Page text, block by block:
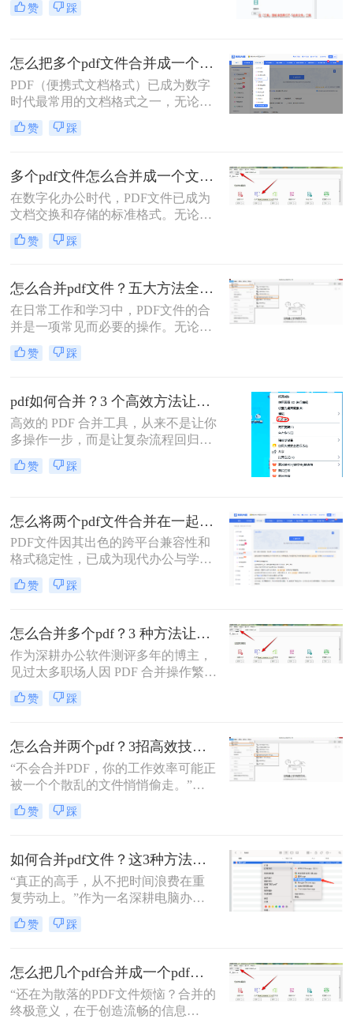
源的报告或发票——整合为一个单一
然而，面对这一看似简单的任务，许
多用户却不知从何下手，或者使用的
工具不够高效、安全。
赞 踩
怎么把多个pdf文件合并成一个？全面指南与详细方法解析！
PDF（便携式文档格式）已成为数字
时代最常用的文档格式之一，无论是
学术论文、商务报告、电子书还是官
方文件，PDF都能保持原始格式在不
作和学习中，我们常常需要将多个
PDF文件合并成一个，以方便管理、
分享或打印。那么怎么把多个pdf文件
合并成一个呢？本文将全面解析多种
PDF合并方法，帮助您根据具体需求
选择最合适的解决方案。
赞 踩
多个pdf文件怎么合并成一个文件？从新手到高手的完整指南！
在数字化办公时代，PDF文件已成为
文档交换和存储的标准格式。无论是
学术研究、工作报告还是法律文件，
我们经常需要将多个PDF文件整合为
对这一需求时常常感到困惑。那么多
个pdf文件怎么合并成一个文件呢？本
文将详细介绍七种常用且高效的PDF
合并方法，涵盖不同平台、使用场景
和技术水平，助您轻松应对各种PDF
处理需求。
赞 踩
怎么合并pdf文件？五大方法全解析！
在日常工作和学习中，PDF文件的合
并是一项常见而必要的操作。无论是
整理报告、合并多个章节的电子书，
还是将扫描件整合为一份完整文档，
而，面对市场上琳琅满目的工具和方
法，许多用户往往感到困惑：哪种方
法最快捷？哪种最安全？怎么合并pdf
文件=
赞 踩
pdf如何合并？3 个高效方法让办公效率翻倍！
高效的 PDF 合并工具，从来不是让你
多操作一步，而是让复杂流程回归简
单本质。职场中，谁没遇到过需要将
多个 PDF 文件合并的场景？项目报告
整合为完整文档。
赞 踩
怎么将两个pdf文件合并在一起？五大方法全面解析！
PDF文件因其出色的跨平台兼容性和
格式稳定性，已成为现代办公与学术
交流中不可或缺的文件格式。然而，
当我们面对需要整合多个PDF文档的
任务就成为了一个常见挑战。
赞 踩
怎么合并多个pdf？3 种方法让效率翻倍”！
作为深耕办公软件测评多年的博主，
见过太多职场人因 PDF 合并操作繁
琐、格式错乱、隐私泄露踩坑。其实
选对方法，1 分钟就能搞定多文件合
赞 踩
怎么合并两个pdf？3招高效技巧，让你告别杂乱文档！
“不会合并PDF，你的工作效率可能正
被一个个散乱的文件悄悄偷走。”作
为一名从事电脑办公软件测评多年的
博主，小编经常被粉丝问到：“怎么
背后却藏着效率的巨大分水岭。职场
办公人群和自媒体创作者们，常常陷
入信息碎片化、操作繁琐和安全隐忧
的困境。
赞 踩
如何合并pdf文件？这3种方法让你效率翻倍！
“真正的高手，从不把时间浪费在重
复劳动上。”作为一名深耕电脑办公
软件测评多年的博主，我深知PDF文
件处理是每个职场人和内容创作者的
琐、安全隐患——这些痛点几乎每天
都在消耗我们的时间和耐心。
赞 踩
怎么把几个pdf合并成一个pdf文件？合并文件的四大高效秘籍，总有一款适合你！
“还在为散落的PDF文件烦恼？合并的
终极意义，在于创造流畅的信息